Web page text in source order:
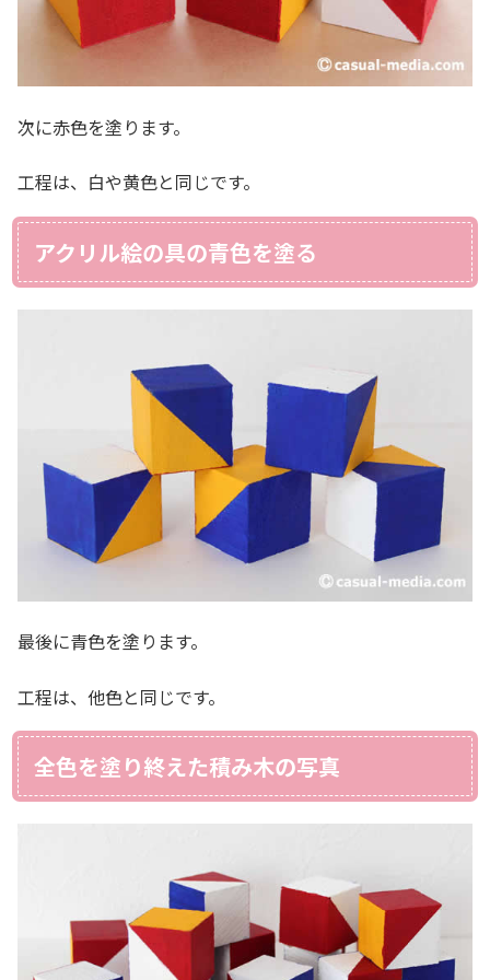
次に赤色を塗ります。
工程は、白や黄色と同じです。
アクリル絵の具の青色を塗る
最後に青色を塗ります。
工程は、他色と同じです。
全色を塗り終えた積み木の写真